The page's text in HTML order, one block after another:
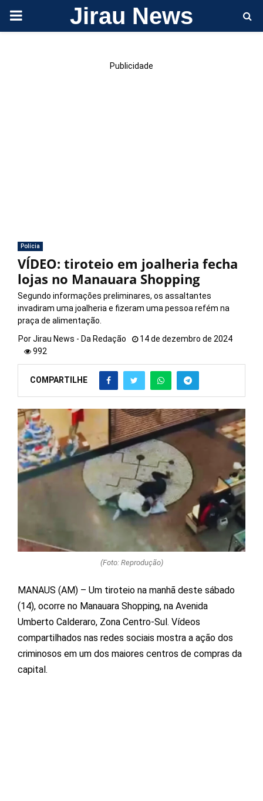
PRIMARY Jirau News
Publicidade
Polícia
VÍDEO: tiroteio em joalheria fecha
lojas no Manauara Shopping
Segundo informações preliminares, os assaltantes
invadiram uma joalheria e fizeram uma pessoa refém na
praça de alimentação.
PorJirau News - Da Redação
14 de dezembro de 2024
992
COMPARTILHE
(Foto: Reprodução)
MANAUS (AM) – Um tiroteio na manhã deste sábado
(14), ocorre no Manauara Shopping, na Avenida
Umberto Calderaro, Zona Centro-Sul. Vídeos
compartilhados nas redes sociais mostra a ação dos
criminosos em um dos maiores centros de compras da
capital.